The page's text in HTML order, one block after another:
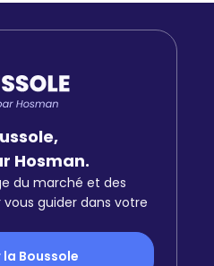
Hosman.
du marché et des
guider dans votre
Boussole